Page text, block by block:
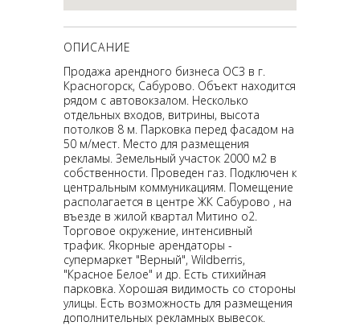
ОПИСАНИЕ
Продажа арендного бизнеса ОСЗ в г.
Красногорск, Сабурово. Объект находится
рядом с автовокзалом. Несколько
отдельных входов, витрины, высота
потолков 8 м. Парковка перед фасадом на
50 м/мест. Место для размещения
рекламы. Земельный участок 2000 м2 в
собственности. Проведен газ. Подключен к
центральным коммуникациям. Помещение
располагается в центре ЖК Сабурово , на
въезде в жилой квартал Митино о2.
Торговое окружение, интенсивный
трафик. Якорные арендаторы -
супермаркет "Верный", Wildberris,
"Красное Белое" и др. Есть стихийная
парковка. Хорошая видимость со стороны
улицы. Есть возможность для размещения
дополнительных рекламных вывесок.